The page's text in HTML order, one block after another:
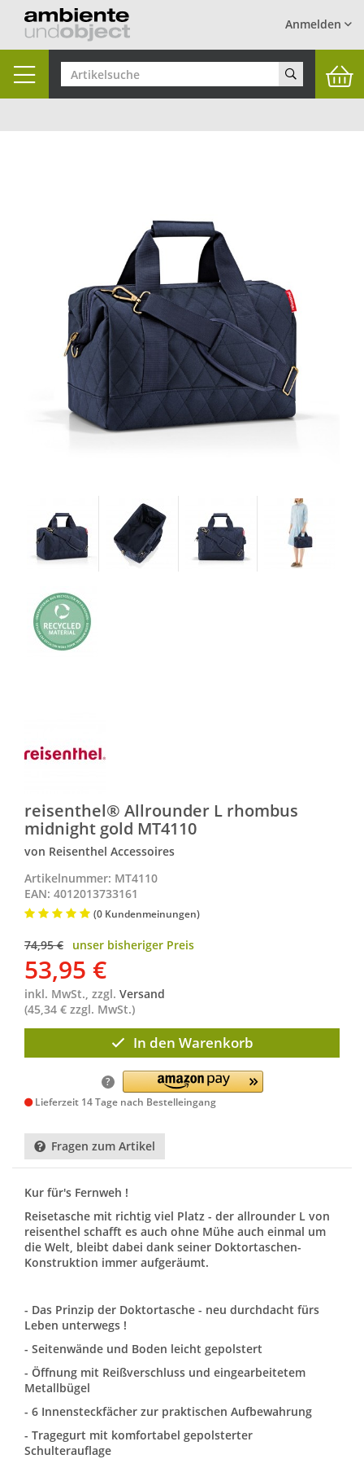
Anmelden
Toggle
navigation
reisenthel® Allrounder L rhombus
midnight gold MT4110
von Reisenthel Accessoires
Artikelnummer: MT4110
EAN: 4012013733161
(0 Kundenmeinungen)
74,95 € unser bisheriger Preis
53,95 €
inkl. MwSt., zzgl. Versand
(45,34 € zzgl. MwSt.)
In den Warenkorb
?
Lieferzeit 14 Tage nach Bestelleingang
Fragen zum Artikel
Kur für's Fernweh !
Reisetasche mit richtig viel Platz - der allrounder L von
reisenthel schafft es auch ohne Mühe auch einmal um
die Welt, bleibt dabei dank seiner Doktortaschen-
Konstruktion immer aufgeräumt.
- Das Prinzip der Doktortasche - neu durchdacht fürs
Leben unterwegs !
- Seitenwände und Boden leicht gepolstert
- Öffnung mit Reißverschluss und eingearbeitetem
Metallbügel
- 6 Innensteckfächer zur praktischen Aufbewahrung
- Tragegurt mit komfortabel gepolsterter
Schulterauflage